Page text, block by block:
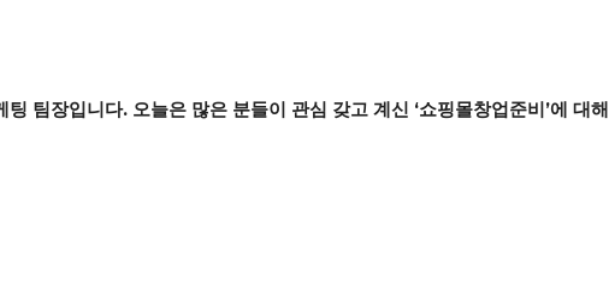
팀장입니다. 오늘은 많은 분들이 관심 갖고 계신 ‘쇼핑몰창업준비’에 대해